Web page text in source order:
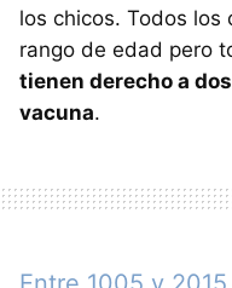
los chicos. Todos los
rango de edad pero
tienen derecho a
vacuna.